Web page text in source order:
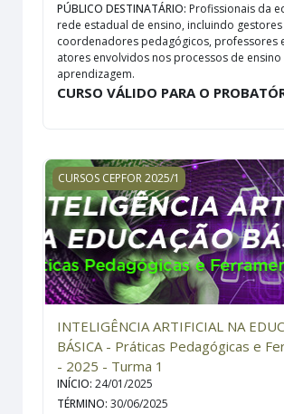
PÚBLICO DESTINATÁRIO: Profissionais da
rede estadual de ensino, incluindo
coordenadores pedagógicos, professores
atores envolvidos nos processos de ensino
aprendizagem.
CURSO VÁLIDO PARA O
INTELIGÊNCIA ARTIFICIAL NA
CURSOS CEPFOR 2025/1
INTELIGÊNCIA ARTIFICIAL NA
BÁSICA - Práticas Pedagógicas e
- 2025 - Turma 1
INÍCIO:24/01/2025
TÉRMINO:30/06/2025